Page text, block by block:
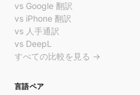
vs Google 翻訳
vs iPhone 翻訳
vs 人手通訳
vs DeepL
すべての比較を見る →
言語ペア